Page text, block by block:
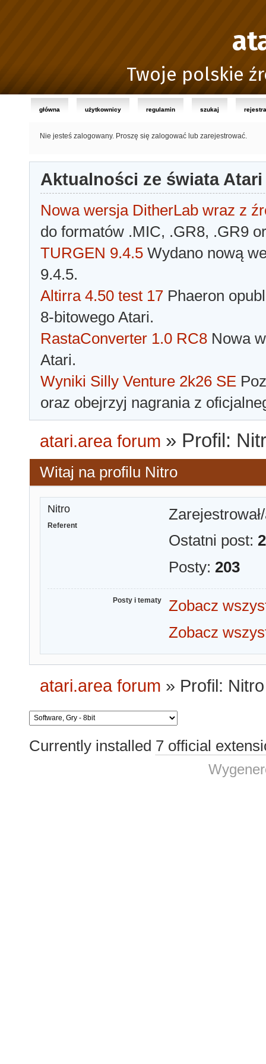
Twoje polskie
główna użytkownicy regulamin szukaj
Nie jesteś zalogowany. Proszę się zalogować lub zarejestrować.
Aktualności ze świata Atari
Nowa wersja DitherLab wraz z
do formatów .MIC, .GR8, .GR9
TURGEN 9.4.5 Wydano nową
9.4.5.
Altirra 4.50 test 17 Phaeron
8-bitowego Atari.
RastaConverter 1.0 RC8 Nowa
Atari.
Wyniki Silly Venture 2k26 SE
oraz obejrzyj nagrania z
atari.area forum » Profil:
Witaj na profilu Nitro
Nitro
Referent
Ostatni post:
Posty: 203
Posty i tematy
Zobacz
Zobacz
atari.area forum » Profil: Nitro
Currently installed 7 official